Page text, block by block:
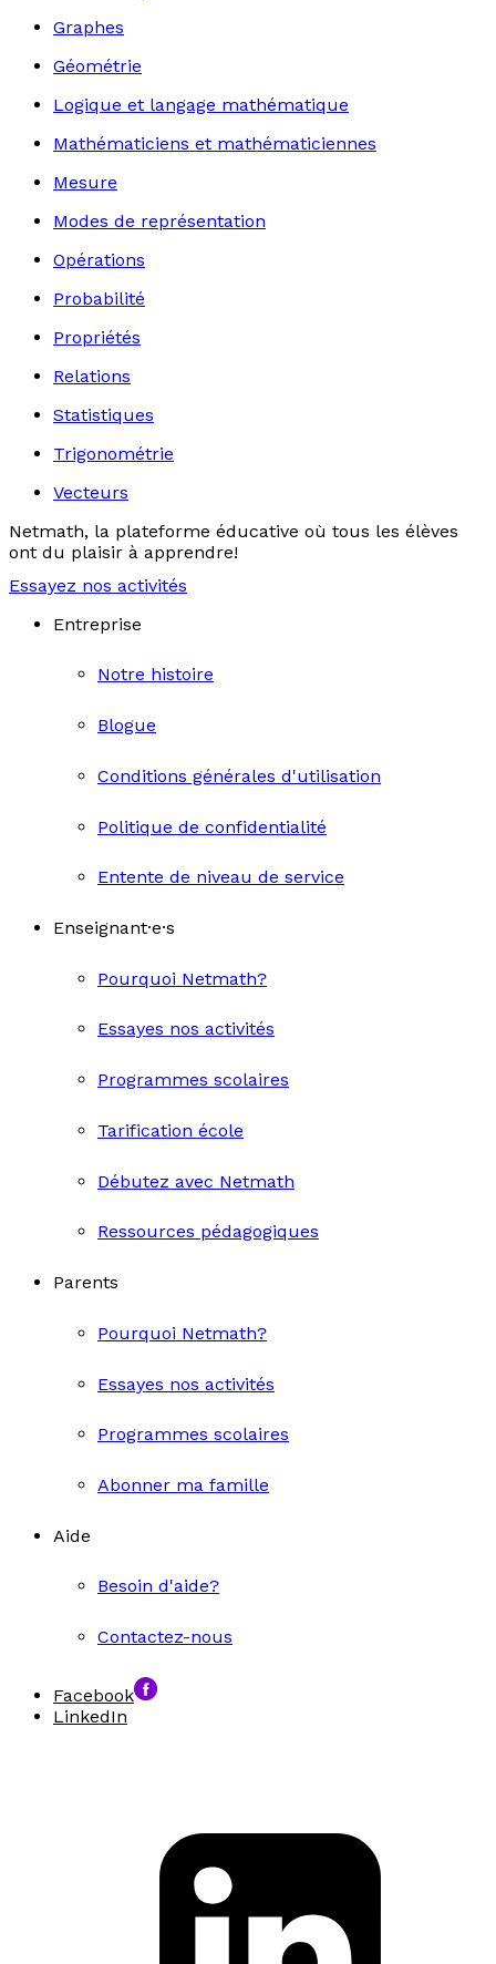
Graphes
Géométrie
Logique et langage mathématique
Mathématiciens et mathématiciennes
Mesure
Modes de représentation
Opérations
Probabilité
Propriétés
Relations
Statistiques
Trigonométrie
Vecteurs
Netmath, la plateforme éducative où tous les élèves
ont du plaisir à apprendre!
Essayez nos activités
Entreprise
Notre histoire
Blogue
Conditions générales d'utilisation
Politique de confidentialité
Entente de niveau de service
Enseignant·e·s
Pourquoi Netmath?
Essayes nos activités
Programmes scolaires
Tarification école
Débutez avec Netmath
Ressources pédagogiques
Parents
Pourquoi Netmath?
Essayes nos activités
Programmes scolaires
Abonner ma famille
Aide
Besoin d'aide?
Contactez-nous
Facebook
LinkedIn